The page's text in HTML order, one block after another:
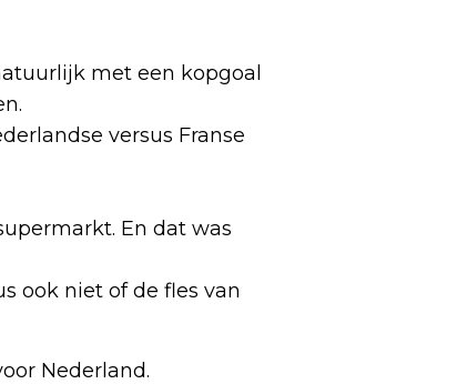
met een kopgoal
versus Franse
En dat was
ook niet of de fles van
Nederland.